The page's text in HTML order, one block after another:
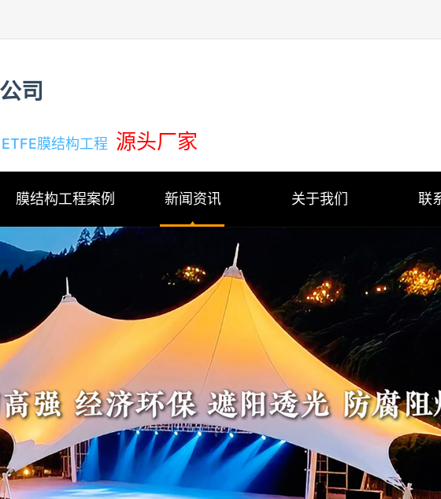
司
膜结构工程 源头厂家
膜结构工程案例 新闻资讯 关于我们 联